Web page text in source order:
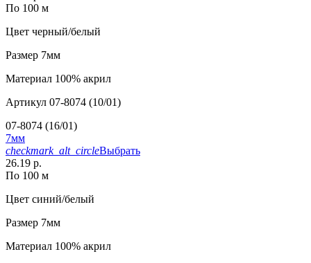
По 100 м
Цвет черный/белый
Размер 7мм
Материал 100% акрил
Артикул 07-8074 (10/01)
07-8074 (16/01)
7мм
checkmark_alt_circleВыбрать
26.19 р.
По 100 м
Цвет синий/белый
Размер 7мм
Материал 100% акрил